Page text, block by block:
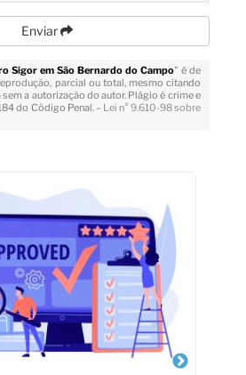
Enviar
Sigor em São Bernardo do Campo" é de
parcial ou total, mesmo citando
a autorização do autor. Plágio é crime e
do Código Penal. – Lei n° 9.610-98 sobre